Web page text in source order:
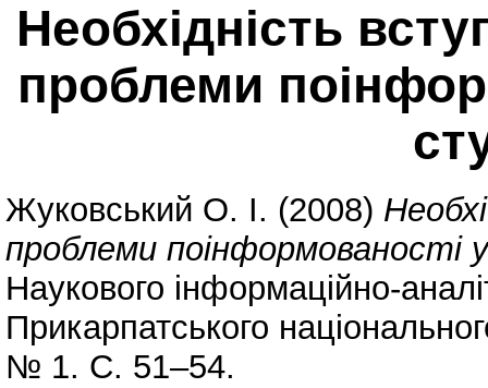
Необхідність
проблеми
Жуковський О. І. (2008)
проблеми поінформованості
Наукового інформаційно-
Прикарпатського
№ 1. С. 51–54.